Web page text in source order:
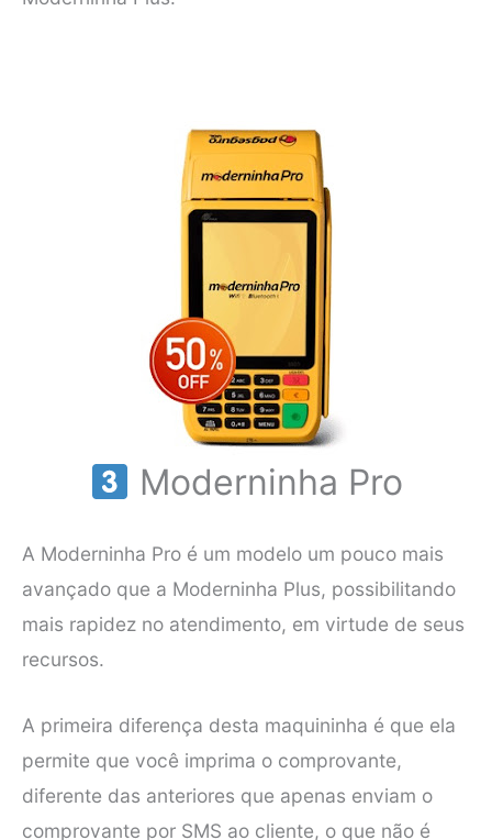
Moderninha Pro
A Moderninha Pro é um modelo um pouco mais
avançado que a Moderninha Plus, possibilitando
mais rapidez no atendimento, em virtude de seus
recursos.
A primeira diferença desta maquininha é que ela
permite que você imprima o comprovante,
diferente das anteriores que apenas enviam o
comprovante por SMS ao cliente, o que não é